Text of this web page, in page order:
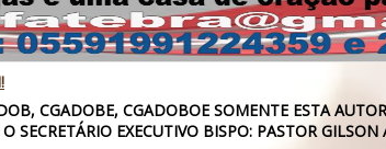
CGADOBE, CGADOBOE SOMENTE ESTA
SECRETÁRIO EXECUTIVO BISPO: PASTOR GILSON